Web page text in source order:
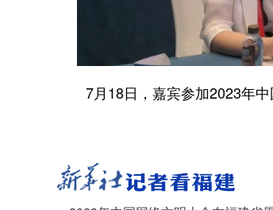
7月18日，嘉宾参加2023年中